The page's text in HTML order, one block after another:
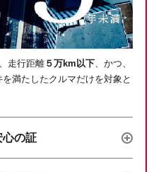
走行距離５万km以下、かつ、
満たしたクルマだけを対象と
心の証